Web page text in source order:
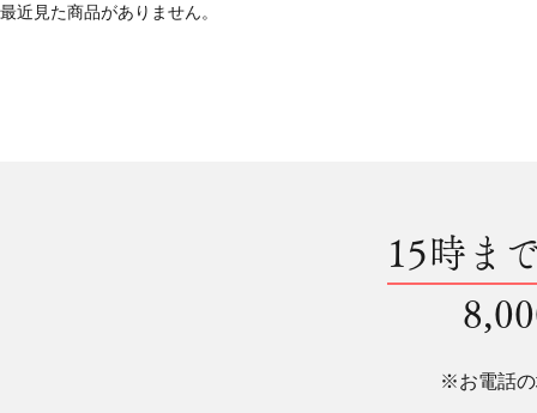
最近見た商品がありません。
15時ま
※お電話の